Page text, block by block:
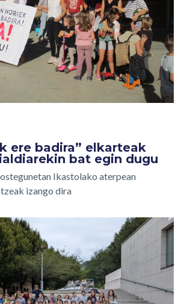
ere badira” elkarteak
bat egin dugu
Ikastolako aterpean
izango dira